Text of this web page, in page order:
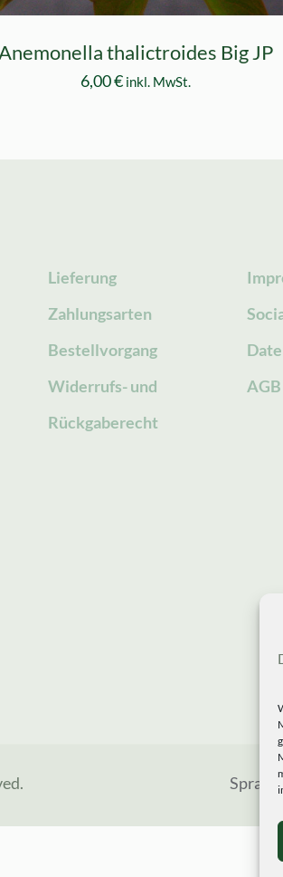
thalictroides Big JP
6,00€ inkl. MwSt.
Lieferung
Zahlungsarten
Bestellvorgang
Widerrufs- und
Rückgaberecht
AGB